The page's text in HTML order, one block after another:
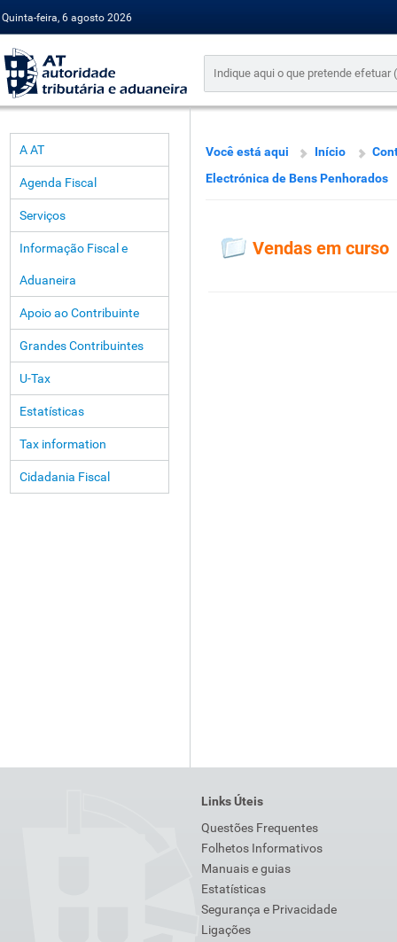
Quinta-feira, 6 agosto 2026
A AT
Agenda Fiscal
Serviços
Informação Fiscal e
Aduaneira
Apoio ao Contribuinte
Grandes Contribuintes
U-Tax
Estatísticas
Tax information
Cidadania Fiscal
Você está aqui Início
Electrónica de Bens Penhorados
Vendas em curso
Links Úteis
Questões Frequentes
Folhetos Informativos
Manuais e guias
Estatísticas
Segurança e Privacidade
Ligações